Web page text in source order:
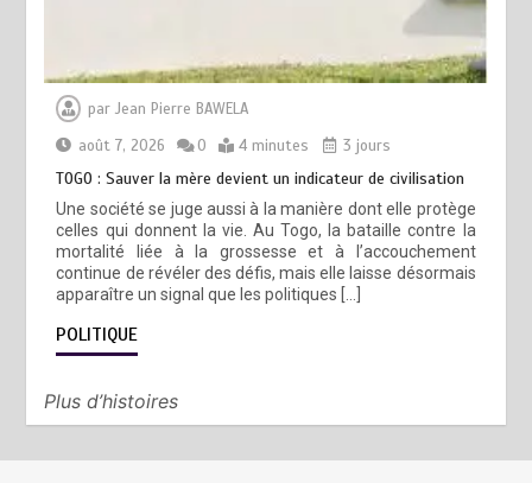
parJean Pierre BAWELA
août 7, 2026
0 4 minutes 3 jours
TOGO : Sauver la mère devient un indicateur de civilisation
Une société se juge aussi à la manière dont elle protège
celles qui donnent la vie. Au Togo, la bataille contre la
mortalité liée à la grossesse et à l’accouchement
continue de révéler des défis, mais elle laisse désormais
apparaître un signal que les politiques […]
POLITIQUE
Plus d’histoires